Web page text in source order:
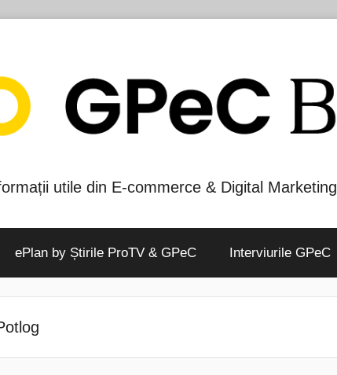
utile din E-commerce & Digital Marketing
ePlan by Știrile ProTV & GPeC Interviurile GPeC